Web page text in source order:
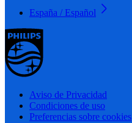
España / Español
Aviso de Privacidad
Condiciones de uso
Preferencias sobre cookies